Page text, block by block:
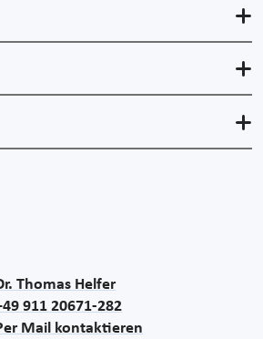
Thomas Helfer
911 20671-282
Mail kontaktieren